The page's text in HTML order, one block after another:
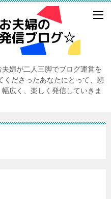
婦が二人三脚でブログ運営を
くださったあなたにとって、憩
広く、楽しく発信していきま